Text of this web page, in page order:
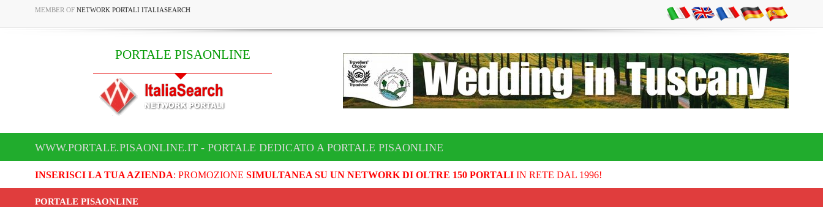
MEMBER OF NETWORK PORTALI ITALIASEARCH
PORTALE PISAONLINE
WWW.PORTALE.PISAONLINE.IT - PORTALE DEDICATO A PORTALE PISAONLINE
INSERISCI LA TUA AZIENDA: PROMOZIONE SIMULTANEA SU UN NETWORK DI OLTRE 150 PORTALIIN RETE DAL 1996!
PORTALE PISAONLINE